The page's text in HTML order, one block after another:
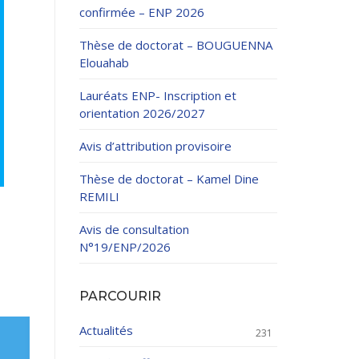
Continue
des Relations
sportives
et
confirmée – ENP 2026
Thèse de doctorat – BOUGUENNA
Elouahab
Lauréats ENP- Inscription et
orientation 2026/2027
Avis d’attribution provisoire
Thèse de doctorat – Kamel Dine
REMILI
Avis de consultation
N°19/ENP/2026
PARCOURIR
Actualités 231